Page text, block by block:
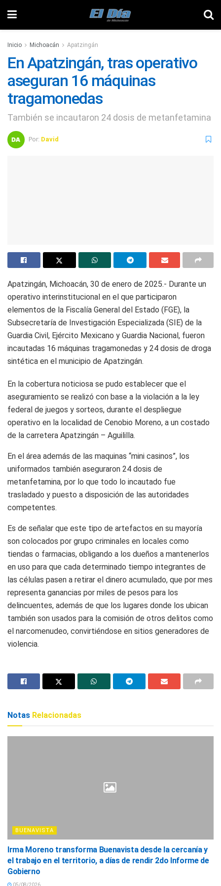
Inicio Michoacán Apatzingán
En Apatzingán, tras operativo
aseguran 16 máquinas
tragamonedas
También se incautaron 24 dosis de metanfetamina
Por: David
Apatzingán, Michoacán, 30 de enero de 2025.- Durante un
operativo interinstitucional en el que participaron
elementos de la Fiscalía General del Estado (FGE), la
Subsecretaría de Investigación Especializada (SIE) de la
Guardia Civil, Ejército Mexicano y Guardia Nacional, fueron
incautadas 16 máquinas tragamonedas y 24 dosis de droga
sintética en el municipio de Apatzingán.
En la cobertura noticiosa se pudo establecer que el
aseguramiento se realizó con base a la violación a la ley
federal de juegos y sorteos, durante el despliegue
operativo en la localidad de Cenobio Moreno, a un costado
de la carretera Apatzingán – Aguililla.
En el área además de las maquinas “mini casinos”, los
uniformados también aseguraron 24 dosis de
metanfetamina, por lo que todo lo incautado fue
trasladado y puesto a disposición de las autoridades
competentes.
Es de señalar que este tipo de artefactos en su mayoría
son colocados por grupo criminales en locales como
tiendas o farmacias, obligando a los dueños a mantenerlos
en uso para que cada determinado tiempo integrantes de
las células pasen a retirar el dinero acumulado, que por mes
representa ganancias por miles de pesos para los
delincuentes, además de que los lugares donde los ubican
también son usados para la comisión de otros delitos como
el narcomenudeo, convirtiéndose en sitios generadores de
violencia.
Notas Relacionadas
BUENAVISTA
Irma Moreno transforma Buenavista desde la cercanía y
el trabajo en el territorio, a días de rendir 2do Informe de
Gobierno
05/08/2026